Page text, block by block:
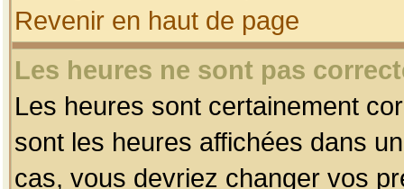
Revenir en haut de page
Les heures ne sont pas
Les heures sont certainement
sont les heures affichées dans
cas, vous devriez changer vos